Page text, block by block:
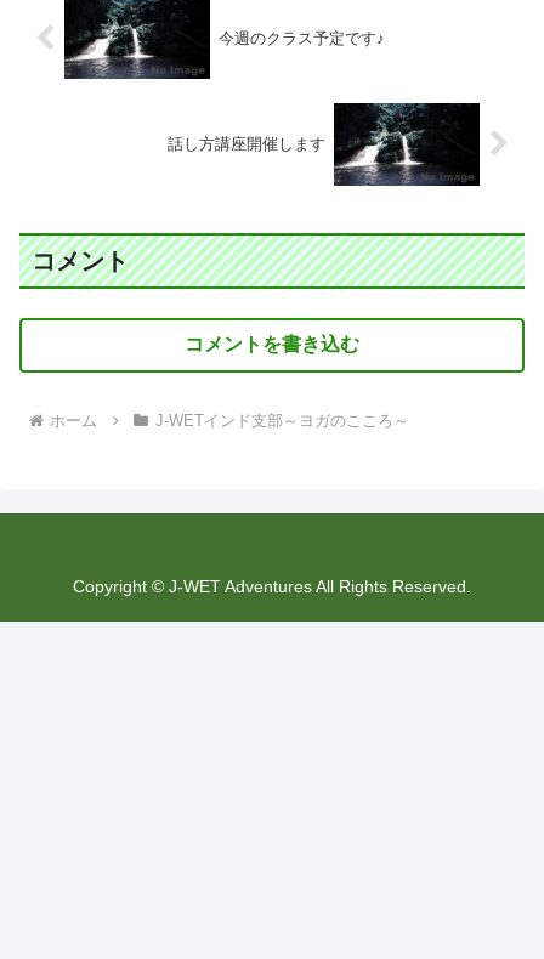
今週のクラス予定です♪
話し方講座開催します
コメント
コメントを書き込む
ホーム J-WETインド支部～ヨガのこころ～
Copyright © J-WET Adventures All Rights Reserved.